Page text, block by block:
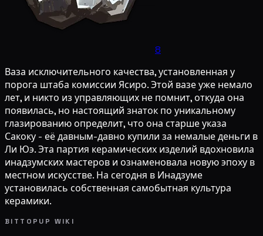
8
Ваза исключительного качества, установленная у
порога штаба комиссии Ясиро. Этой вазе уже немало
лет, и никто из управляющих не помнит, откуда она
появилась, но настоящий знаток по уникальному
глазированию определит, что она старше указа
Сакоку - её давным-давно купили за немалые деньги в
Ли Юэ. Эта партия керамических изделий вдохновила
инадзумских мастеров и ознаменовала новую эпоху в
местном искусстве. На сегодня в Инадзуме
установилась собственная самобытная культура
керамики.
BITTOPUP WIKI